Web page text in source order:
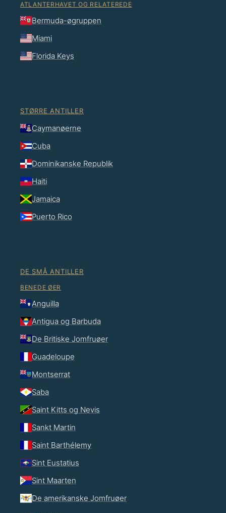
ATLANTERHAVET OG RELATEREDE
Bermuda-øgruppen
Miami
Florida Keys
STØRRE ANTILLER
Caymanøerne
Cuba
Dominikanske Republik
Haiti
Jamaica
Puerto Rico
DE SMÅ ANTILLER
BENEDE ØER
Anguilla
Antigua og Barbuda
De Britiske Jomfruøer
Guadeloupe
Montserrat
Saba
Saint Kitts og Nevis
Sankt Martin
Saint Barthélemy
Sint Eustatius
Sint Maarten
De amerikanske Jomfruøer